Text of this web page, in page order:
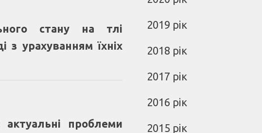
стану на тлі
з урахуванням їхніх
проблеми
2019 рік
2018 рік
2017 рік
2016 рік
2015 рік